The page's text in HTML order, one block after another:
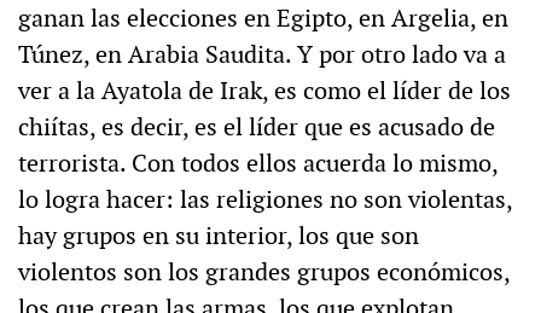
ganan las elecciones en Egipto, en Argelia, en
Túnez, en Arabia Saudita. Y por otro lado va a
ver a la Ayatola de Irak, es como el líder de los
chiítas, es decir, es el líder que es acusado de
terrorista. Con todos ellos acuerda lo mismo,
lo logra hacer: las religiones no son violentas,
hay grupos en su interior, los que son
violentos son los grandes grupos económicos,